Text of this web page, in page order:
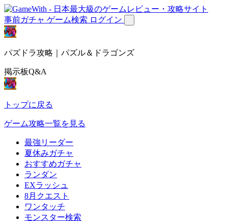
事前ガチャ ゲーム検索 ログイン
パズドラ攻略｜パズル＆ドラゴンズ
掲示板Q&A
トップに戻る
ゲーム攻略一覧を見る
最強リーダー
夏休みガチャ
おすすめガチャ
ランダン
EXラッシュ
8月クエスト
ワンタッチ
モンスター検索